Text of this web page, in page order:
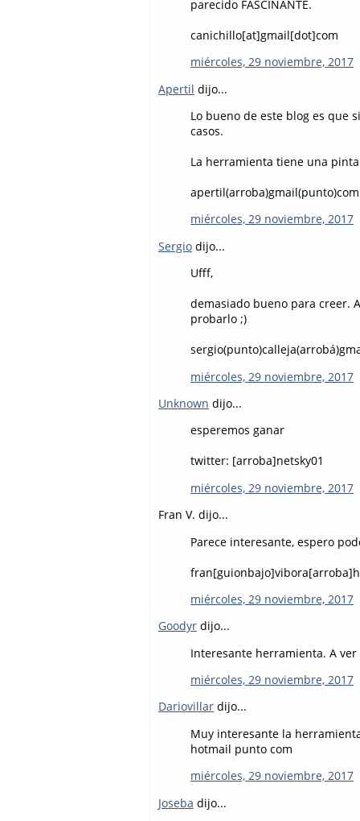
parecido FASCINANTE.
canichillo[at]gmail[dot]com
miércoles, 29 noviembre, 2017
Apertil dijo...
Lo bueno de este blog es que
casos.
La herramienta tiene una
apertil(arroba)gmail(punto)com
miércoles, 29 noviembre, 2017
Sergio dijo...
Ufff,
demasiado bueno para creer.
probarlo ;)
miércoles, 29 noviembre, 2017
Unknown dijo...
esperemos ganar
twitter: [arroba]netsky01
miércoles, 29 noviembre, 2017
Fran V. dijo...
Parece interesante, espero
miércoles, 29 noviembre, 2017
Goodyr dijo...
Interesante herramienta. A
miércoles, 29 noviembre, 2017
Dariovillar dijo...
Muy interesante la
hotmail punto com
miércoles, 29 noviembre, 2017
Joseba dijo...